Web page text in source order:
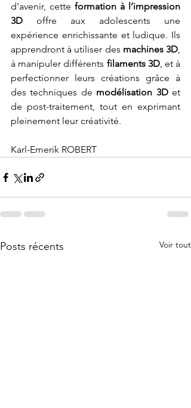
d'avenir, cette formation à l’impression
3D offre aux adolescents une
expérience enrichissante et ludique. Ils
apprendront à utiliser des machines 3D,
à manipuler différents filaments 3D, et à
perfectionner leurs créations grâce à
des techniques de modélisation 3D et
de post-traitement, tout en exprimant
pleinement leur créativité.
Karl-Emerik ROBERT
Posts récents Voir tout